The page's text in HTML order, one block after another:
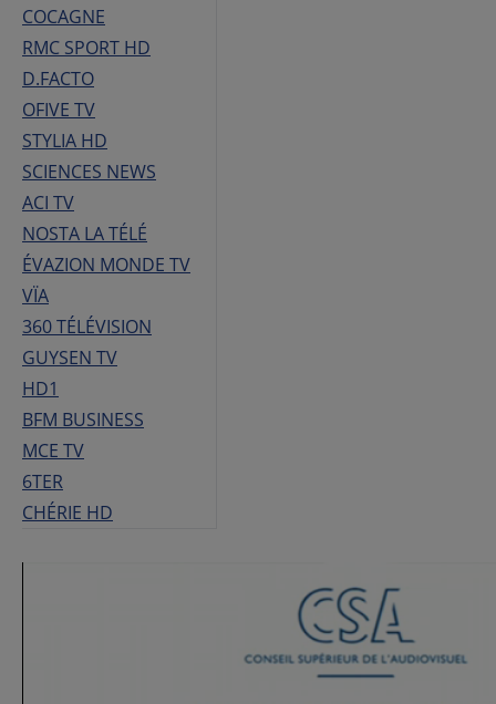
COCAGNE
RMC SPORT HD
D.FACTO
OFIVE TV
STYLIA HD
SCIENCES NEWS
ACI TV
NOSTA LA TÉLÉ
ÉVAZION MONDE TV
VÏA
360 TÉLÉVISION
GUYSEN TV
HD1
BFM BUSINESS
MCE TV
6TER
CHÉRIE HD